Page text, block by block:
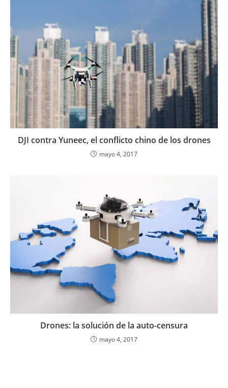
DJI contra Yuneec, el conflicto chino de los drones
mayo 4, 2017
Drones: la solución de la auto-censura
mayo 4, 2017